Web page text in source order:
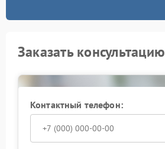
Заказать консультацию
Контактный телефон: